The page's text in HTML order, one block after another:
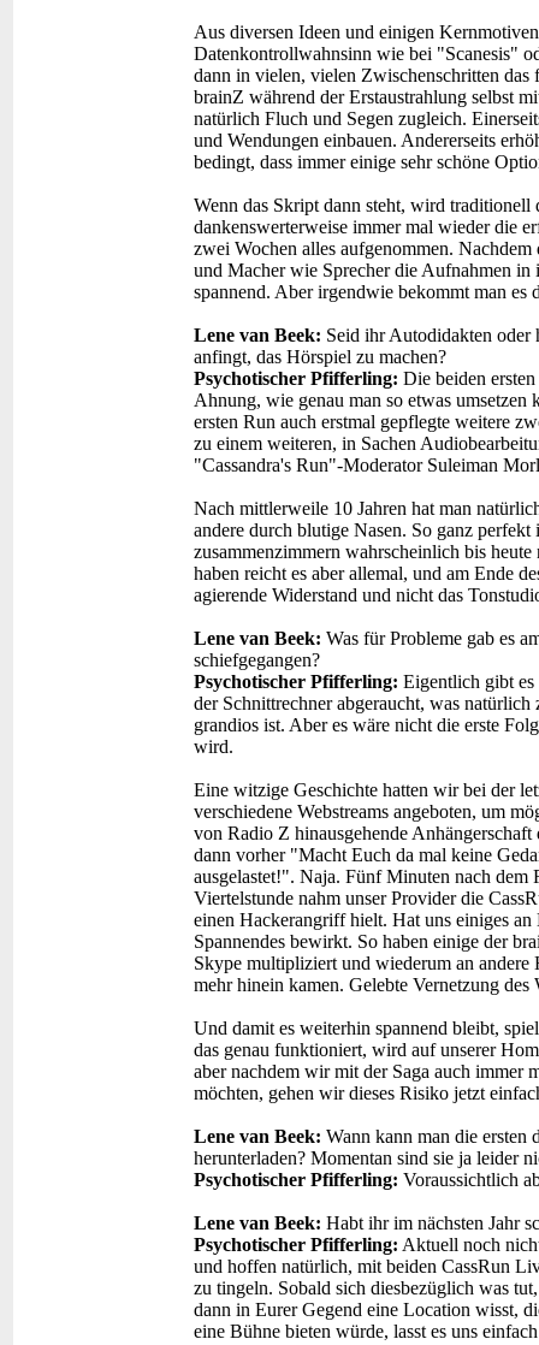
Aus diversen Ideen und einigen
Datenkontrollwahnsinn wie bei "Scanesis"
dann in vielen, vielen Zwischenschritten das
brainZ während der Erstaustrahlung selbst
natürlich Fluch und Segen zugleich.
und Wendungen einbauen. Andererseits
bedingt, dass immer einige sehr schöne
Wenn das Skript dann steht, wird traditionell
dankenswerterweise immer mal wieder die
zwei Wochen alles aufgenommen.
und Macher wie Sprecher die Aufnahmen in
spannend. Aber irgendwie bekommt man
Lene van Beek: Seid ihr Autodidakten oder
anfingt, das Hörspiel zu machen?
Psychotischer Pfifferling: Die beiden
Ahnung, wie genau man so etwas
ersten Run auch erstmal gepflegte weitere
zu einem weiteren, in Sachen
"Cassandra's Run"-Moderator Suleiman
Nach mittlerweile 10 Jahren hat man
andere durch blutige Nasen. So ganz
zusammenzimmern wahrscheinlich bis
haben reicht es aber allemal, und am Ende
agierende Widerstand und nicht das
Lene van Beek: Was für Probleme gab es
schiefgegangen?
Psychotischer Pfifferling: Eigentlich gibt es
der Schnittrechner abgeraucht, was
grandios ist. Aber es wäre nicht die erste
wird.
Eine witzige Geschichte hatten wir bei der
verschiedene Webstreams angeboten, um
von Radio Z hinausgehende
dann vorher "Macht Euch da mal keine
ausgelastet!". Naja. Fünf Minuten nach dem
Viertelstunde nahm unser Provider die
einen Hackerangriff hielt. Hat uns einiges
Spannendes bewirkt. So haben einige der
Skype multipliziert und wiederum an
mehr hinein kamen. Gelebte Vernetzung
Und damit es weiterhin spannend bleibt,
das genau funktioniert, wird auf unserer
aber nachdem wir mit der Saga auch immer
möchten, gehen wir dieses Risiko jetzt
Lene van Beek: Wann kann man die ersten
herunterladen? Momentan sind sie ja leider
Psychotischer Pfifferling: Voraussichtlich
Lene van Beek: Habt ihr im nächsten Jahr
Psychotischer Pfifferling: Aktuell noch
und hoffen natürlich, mit beiden CassRun
zu tingeln. Sobald sich diesbezüglich was
dann in Eurer Gegend eine Location wisst,
eine Bühne bieten würde, lasst es uns